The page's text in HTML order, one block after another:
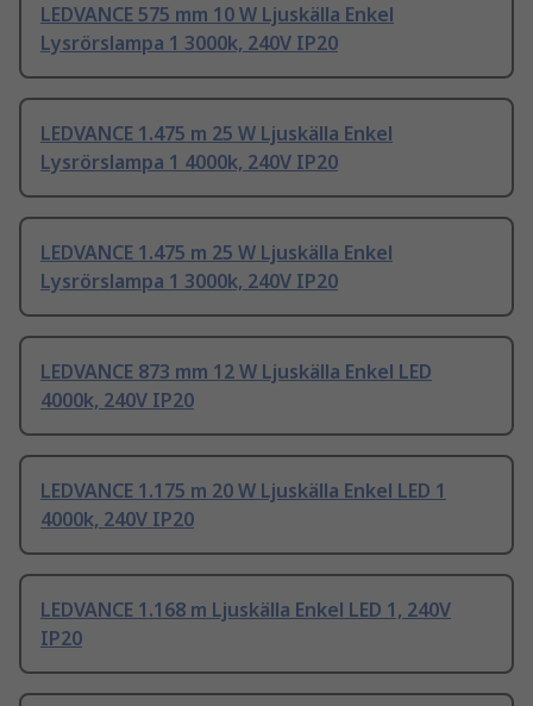
LEDVANCE 575 mm 10 W Ljuskälla Enkel
Lysrörslampa 1 3000k, 240V IP20
LEDVANCE 1.475 m 25 W Ljuskälla Enkel
Lysrörslampa 1 4000k, 240V IP20
LEDVANCE 1.475 m 25 W Ljuskälla Enkel
Lysrörslampa 1 3000k, 240V IP20
LEDVANCE 873 mm 12 W Ljuskälla Enkel LED
4000k, 240V IP20
LEDVANCE 1.175 m 20 W Ljuskälla Enkel LED 1
4000k, 240V IP20
LEDVANCE 1.168 m Ljuskälla Enkel LED 1, 240V
IP20